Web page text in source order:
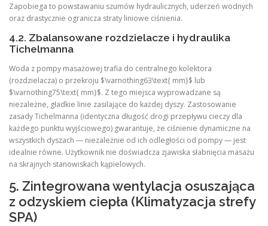
Zapobiega to powstawaniu szumów hydraulicznych, uderzeń wodnych
oraz drastycznie ogranicza straty liniowe ciśnienia.
4.2. Zbalansowane rozdzielacze i hydraulika
Tichelmanna
Woda z pompy masażowej trafia do centralnego kolektora
(rozdzielacza) o przekroju $\varnothing63\text{ mm}$ lub
$\varnothing75\text{ mm}$. Z tego miejsca wyprowadzane są
niezależne, gładkie linie zasilające do każdej dyszy. Zastosowanie
zasady Tichelmanna (identyczna długość drogi przepływu cieczy dla
każdego punktu wyjściowego) gwarantuje, że ciśnienie dynamiczne na
wszystkich dyszach — niezależnie od ich odległości od pompy — jest
idealnie równe. Użytkownik nie doświadcza zjawiska słabnięcia masażu
na skrajnych stanowiskach kąpielowych.
5. Zintegrowana wentylacja osuszająca
z odzyskiem ciepła (Klimatyzacja strefy
SPA)